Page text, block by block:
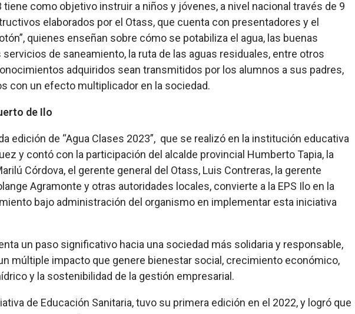
tiene como objetivo instruir a niños y jóvenes, a nivel nacional través de 9
elaborados por el Otass, que cuenta con presentadores y el
quienes enseñan sobre cómo se potabiliza el agua, las buenas
de saneamiento, la ruta de las aguas residuales, entre otros
adquiridos sean transmitidos por los alumnos a sus padres,
con un efecto multiplicador en la sociedad.
de Ilo
edición de “Agua Clases 2023”, que se realizó en la institución educativa
y contó con la participación del alcalde provincial Humberto Tapia, la
Córdova, el gerente general del Otass, Luis Contreras, la gerente
Agramonte y otras autoridades locales, convierte a la EPS Ilo en la
bajo administración del organismo en implementar esta iniciativa
un paso significativo hacia una sociedad más solidaria y responsable,
múltiple impacto que genere bienestar social, crecimiento económico,
y la sostenibilidad de la gestión empresarial.
de Educación Sanitaria, tuvo su primera edición en el 2022, y logró que